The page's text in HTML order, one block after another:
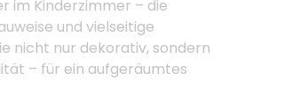
im Kinderzimmer – die
und vielseitige
nicht nur dekorativ, sondern
– für ein aufgeräumtes